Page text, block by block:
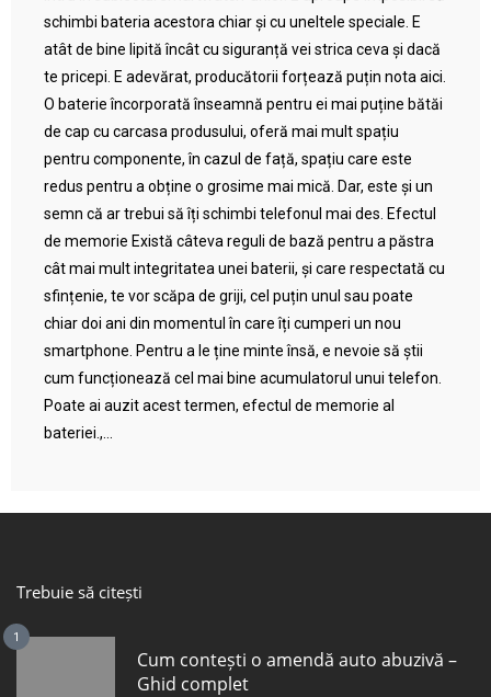
schimbi bateria acestora chiar și cu uneltele speciale. E
atât de bine lipită încât cu siguranță vei strica ceva și dacă
te pricepi. E adevărat, producătorii forțează puțin nota aici.
O baterie încorporată înseamnă pentru ei mai puține bătăi
de cap cu carcasa produsului, oferă mai mult spațiu
pentru componente, în cazul de față, spațiu care este
redus pentru a obține o grosime mai mică. Dar, este și un
semn că ar trebui să îți schimbi telefonul mai des. Efectul
de memorie Există câteva reguli de bază pentru a păstra
cât mai mult integritatea unei baterii, și care respectată cu
sfințenie, te vor scăpa de griji, cel puțin unul sau poate
chiar doi ani din momentul în care îți cumperi un nou
smartphone. Pentru a le ține minte însă, e nevoie să știi
cum funcționează cel mai bine acumulatorul unui telefon.
Poate ai auzit acest termen, efectul de memorie al
bateriei.,...
Trebuie să citești
1
Cum contești o amendă auto abuzivă –
Ghid complet